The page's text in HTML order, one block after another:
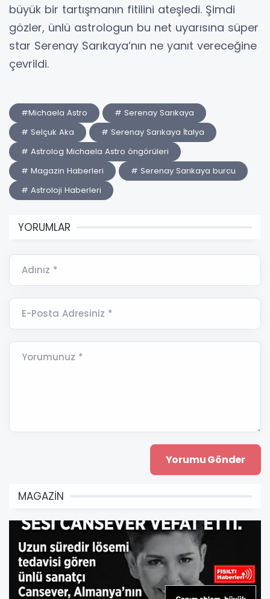
büyük bir tartışmanın fitilini ateşledi. Şimdi
gözler, ünlü astrologun bu net uyarısına süper
star Serenay Sarıkaya’nın ne yanıt vereceğine
çevrildi.
#Michaela Astro
# Serenay Sarıkaya
# Selçuk Aka
# Serenay Sarıkaya İtalya
# Astrolog Michaela Astro öngörüleri
# Magazin Haberleri
# Serenay Sarıkaya burcu
# Astroloji Haberleri
YORUMLAR
Adınız *
E-Posta Adresiniz *
Yorumunuz *
MAGAZİN